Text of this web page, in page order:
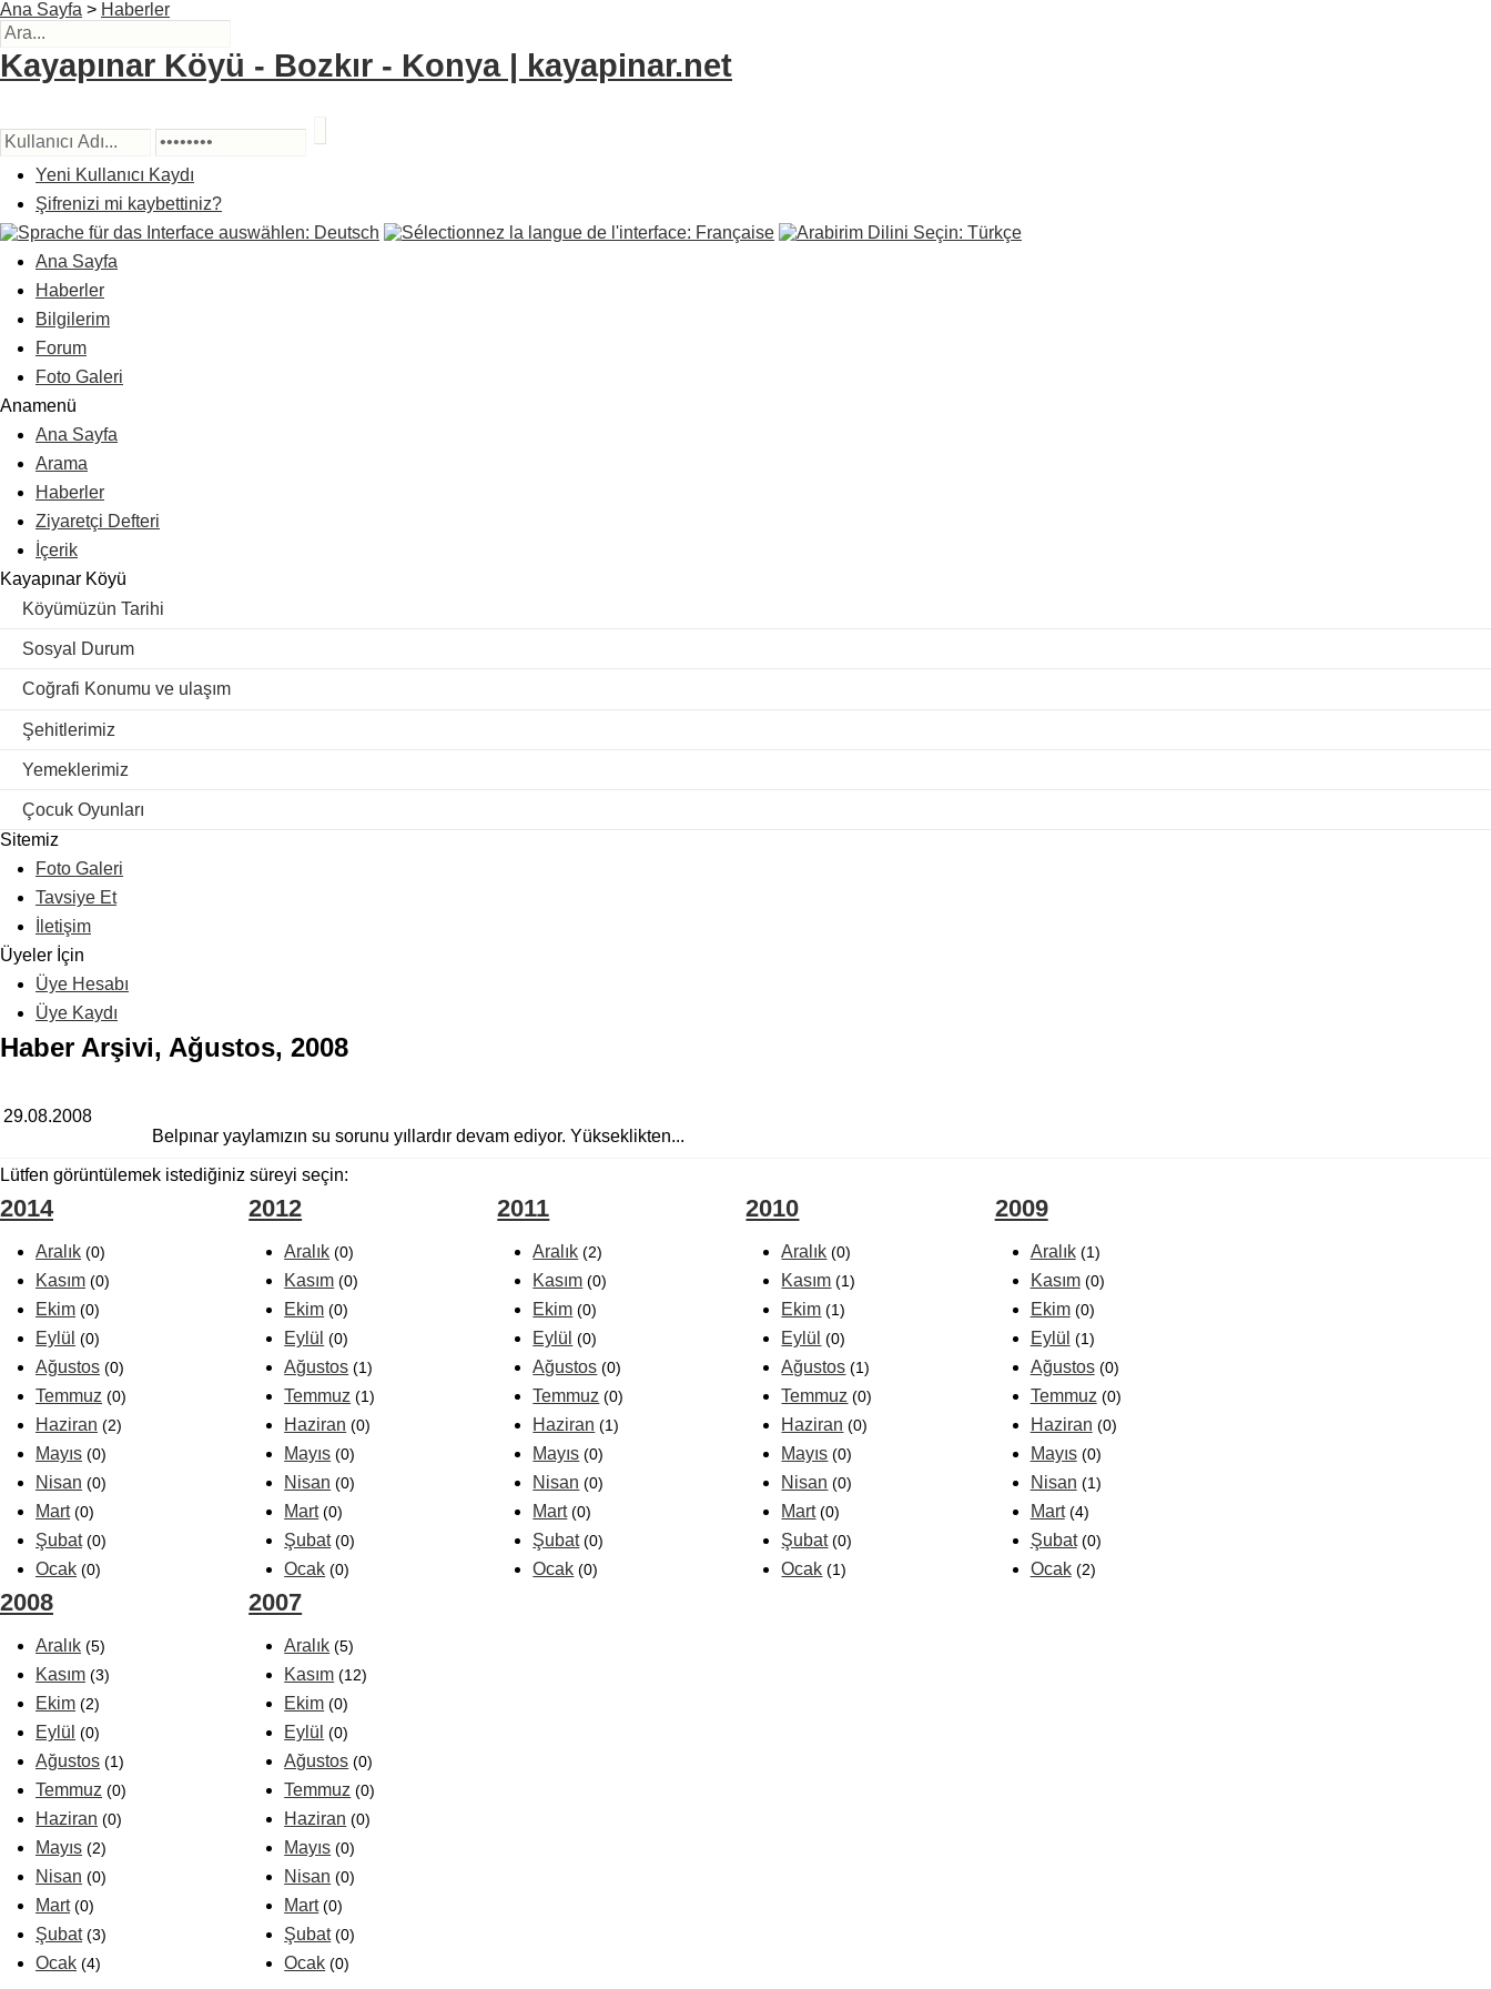
Ana Sayfa > Haberler
Kayapınar Köyü - Bozkır - Konya | kayapinar.net
Yeni Kullanıcı Kaydı
Şifrenizi mi kaybettiniz?
Ana Sayfa
Haberler
Bilgilerim
Forum
Foto Galeri
Anamenü
Ana Sayfa
Arama
Haberler
Ziyaretçi Defteri
İçerik
Kayapınar Köyü
Köyümüzün Tarihi
Sosyal Durum
Coğrafi Konumu ve ulaşım
Şehitlerimiz
Yemeklerimiz
Çocuk Oyunları
Sitemiz
Foto Galeri
Tavsiye Et
İletişim
Üyeler İçin
Üye Hesabı
Üye Kaydı
Haber Arşivi, Ağustos, 2008
29.08.2008
Belpınar yaylamızın su sorunu yıllardır devam ediyor. Yükseklikten...
Lütfen görüntülemek istediğiniz süreyi seçin:
2014
Aralık (0)
Kasım (0)
Ekim (0)
Eylül (0)
Ağustos (0)
Temmuz (0)
Haziran (2)
Mayıs (0)
Nisan (0)
Mart (0)
Şubat (0)
Ocak (0)
2012
Aralık (0)
Kasım (0)
Ekim (0)
Eylül (0)
Ağustos (1)
Temmuz (1)
Haziran (0)
Mayıs (0)
Nisan (0)
Mart (0)
Şubat (0)
Ocak (0)
2011
Aralık (2)
Kasım (0)
Ekim (0)
Eylül (0)
Ağustos (0)
Temmuz (0)
Haziran (1)
Mayıs (0)
Nisan (0)
Mart (0)
Şubat (0)
Ocak (0)
2010
Aralık (0)
Kasım (1)
Ekim (1)
Eylül (0)
Ağustos (1)
Temmuz (0)
Haziran (0)
Mayıs (0)
Nisan (0)
Mart (0)
Şubat (0)
Ocak (1)
2009
Aralık (1)
Kasım (0)
Ekim (0)
Eylül (1)
Ağustos (0)
Temmuz (0)
Haziran (0)
Mayıs (0)
Nisan (1)
Mart (4)
Şubat (0)
Ocak (2)
2008
Aralık (5)
Kasım (3)
Ekim (2)
Eylül (0)
Ağustos (1)
Temmuz (0)
Haziran (0)
Mayıs (2)
Nisan (0)
Mart (0)
Şubat (3)
Ocak (4)
2007
Aralık (5)
Kasım (12)
Ekim (0)
Eylül (0)
Ağustos (0)
Temmuz (0)
Haziran (0)
Mayıs (0)
Nisan (0)
Mart (0)
Şubat (0)
Ocak (0)